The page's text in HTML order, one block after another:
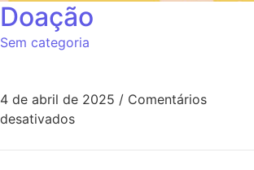
Doação
Sem categoria
4 de abril de 2025 / Comentários
desativados